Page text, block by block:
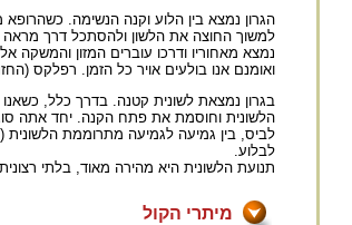
הגרון נמצא בין הלוע וקנה הנשימה.
למשוך החוצה את הלשון ולהסתכל דרך מראה
נמצא מאחוריו ודרכו עוברים המזון והמשקה
ואומנם אנו בולעים אויר כל הזמן. רפלקס
בגרון נמצאת לשונית קטנה. בדרך כלל,
הלשונית וחוסמת את פתח הקנה. יחד אתה
לביס, בין גמיעה לגמיעה מתרוממת הלשונית
לבלוע.
תנועת הלשונית היא מהירה מאוד, בלתי
מיתרי הקול